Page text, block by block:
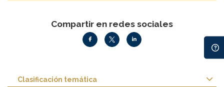
Compartir en redes sociales
Clasificación temática